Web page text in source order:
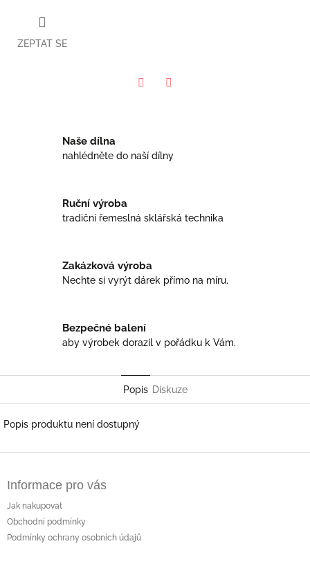
ZEPTAT SE
Naše dílna
nahlédněte do naší dílny
Ruční výroba
tradiční řemeslná sklářská technika
Zakázková výroba
Nechte si vyrýt dárek přímo na míru.
Bezpečné balení
aby výrobek dorazil v pořádku k Vám.
Popis Diskuze
Popis produktu není dostupný
Informace pro vás
Jak nakupovat
Obchodní podmínky
Podmínky ochrany osobních údajů